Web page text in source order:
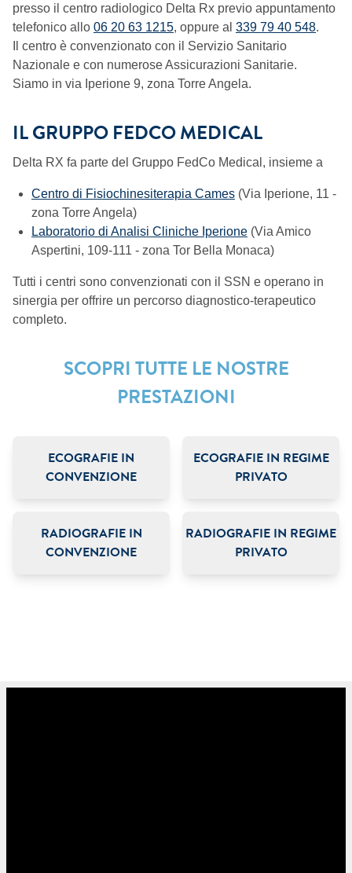
presso il centro radiologico Delta Rx previo appuntamento
telefonico allo 06 20 63 1215, oppure al 339 79 40 548.
Il centro è convenzionato con il Servizio Sanitario
Nazionale e con numerose Assicurazioni Sanitarie.
Siamo in via Iperione 9, zona Torre Angela.
IL GRUPPO FEDCO MEDICAL
Delta RX fa parte del Gruppo FedCo Medical, insieme a
Centro di Fisiochinesiterapia Cames (Via Iperione, 11 -
zona Torre Angela)
Laboratorio di Analisi Cliniche Iperione (Via Amico
Aspertini, 109-111 - zona Tor Bella Monaca)
Tutti i centri sono convenzionati con il SSN e operano in
sinergia per offrire un percorso diagnostico-terapeutico
completo.
SCOPRI TUTTE LE NOSTRE
PRESTAZIONI
ECOGRAFIE IN
CONVENZIONE
ECOGRAFIE IN REGIME
PRIVATO
RADIOGRAFIE IN
CONVENZIONE
RADIOGRAFIE IN REGIME
PRIVATO